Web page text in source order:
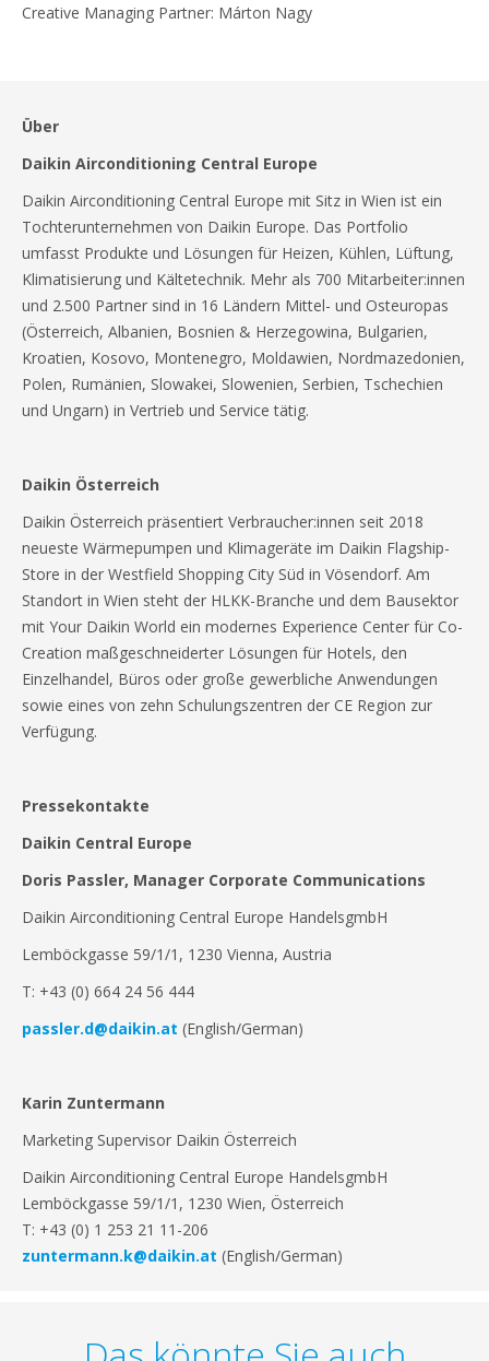
Creative Managing Partner: Márton Nagy
Über
Daikin Airconditioning Central Europe
Daikin Airconditioning Central Europe mit Sitz in Wien ist ein
Tochterunternehmen von Daikin Europe. Das Portfolio
umfasst Produkte und Lösungen für Heizen, Kühlen, Lüftung,
Klimatisierung und Kältetechnik. Mehr als 700 Mitarbeiter:innen
und 2.500 Partner sind in 16 Ländern Mittel- und Osteuropas
(Österreich, Albanien, Bosnien & Herzegowina, Bulgarien,
Kroatien, Kosovo, Montenegro, Moldawien, Nordmazedonien,
Polen, Rumänien, Slowakei, Slowenien, Serbien, Tschechien
und Ungarn) in Vertrieb und Service tätig.
Daikin Österreich
Daikin Österreich präsentiert Verbraucher:innen seit 2018
neueste Wärmepumpen und Klimageräte im Daikin Flagship-
Store in der Westfield Shopping City Süd in Vösendorf. Am
Standort in Wien steht der HLKK-Branche und dem Bausektor
mit Your Daikin World ein modernes Experience Center für Co-
Creation maßgeschneiderter Lösungen für Hotels, den
Einzelhandel, Büros oder große gewerbliche Anwendungen
sowie eines von zehn Schulungszentren der CE Region zur
Verfügung.
Pressekontakte
Daikin Central Europe
Doris Passler, Manager Corporate Communications
Daikin Airconditioning Central Europe HandelsgmbH
Lemböckgasse 59/1/1, 1230 Vienna, Austria
T: +43 (0) 664 24 56 444
passler.d@daikin.at (English/German)
Karin Zuntermann
Marketing Supervisor Daikin Österreich
Daikin Airconditioning Central Europe HandelsgmbH
Lemböckgasse 59/1/1, 1230 Wien, Österreich
T: +43 (0) 1 253 21 11-206
zuntermann.k@daikin.at (English/German)